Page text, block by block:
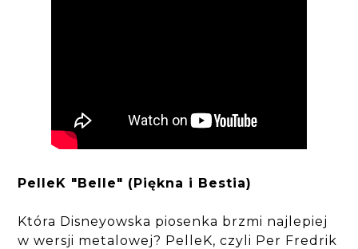
PelleK "Belle" (Piękna i Bestia)
Która Disneyowska piosenka brzmi najlepiej
w wersji metalowej? PelleK, czyli Per Fredrik